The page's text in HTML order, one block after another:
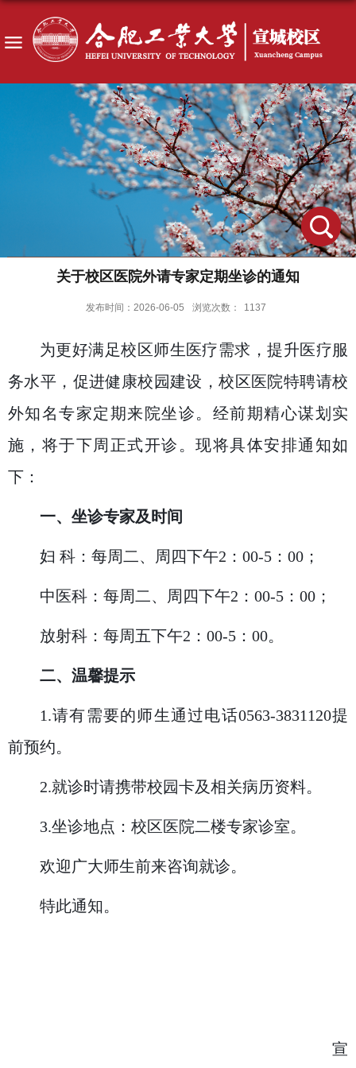
关于校区医院外请专家定期坐诊的通知
发布时间：2026-06-05 浏览次数： 1137
为更好满足校区师生医疗需求，提升医疗服
务水平，促进健康校园建设，校区医院特聘请校
外知名专家定期来院坐诊。经前期精心谋划实
施，将于下周正式开诊。现将具体安排通知如
下：
一、坐诊专家及时间
妇 科：每周二、周四下午2 ： 00-5 ： 00；
中医科：每周二、周四下午2 ： 00-5 ： 00；
放射科：每周五下午2 ： 00-5 ： 00。
二、温馨提示
1.请有需要的师生通过电话0563-3831120提
前预约。
2.就诊时请携带校园卡及相关病历资料。
3.坐诊地点：校区医院二楼专家诊室。
欢迎广大师生前来咨询就诊。
特此通知。
宣